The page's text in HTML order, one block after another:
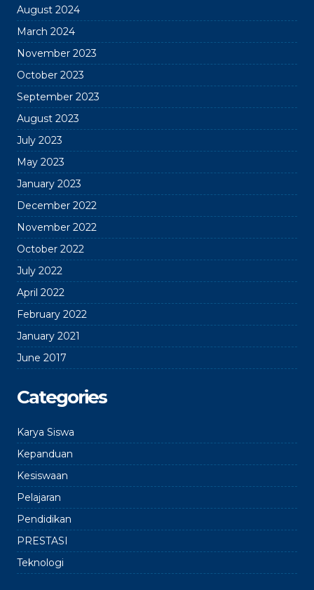
August 2024
March 2024
November 2023
October 2023
September 2023
August 2023
July 2023
May 2023
January 2023
December 2022
November 2022
October 2022
July 2022
April 2022
February 2022
January 2021
June 2017
Categories
Karya Siswa
Kepanduan
Kesiswaan
Pelajaran
Pendidikan
PRESTASI
Teknologi